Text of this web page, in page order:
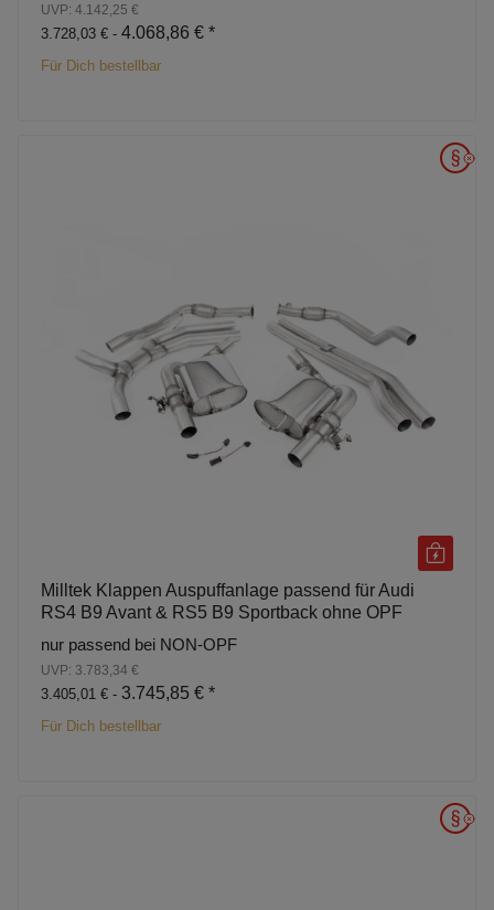
UVP: 4.142,25 €
3.728,03 € - 4.068,86 € *
Für Dich bestellbar
Milltek Klappen Auspuffanlage passend für Audi
RS4 B9 Avant & RS5 B9 Sportback ohne OPF
nur passend bei NON-OPF
UVP: 3.783,34 €
3.405,01 € - 3.745,85 € *
Für Dich bestellbar